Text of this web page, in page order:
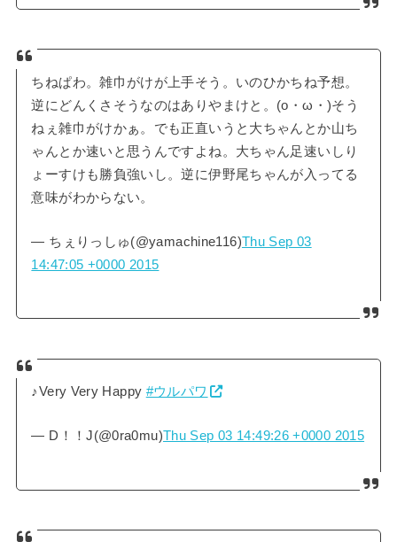
ちねぱわ。雑巾がけが上手そう。いのひかちね予想。
逆にどんくさそうなのはありやまけと。(o・ω・)そう
ねぇ雑巾がけかぁ。でも正直いうと大ちゃんとか山ち
ゃんとか速いと思うんですよね。大ちゃん足速いしり
ょーすけも勝負強いし。逆に伊野尾ちゃんが入ってる
意味がわからない。
— ちぇりっしゅ(@yamachine116)Thu Sep 03
14:47:05 +0000 2015
♪Very Very Happy #ウルパワ
— D！！J(@0ra0mu)Thu Sep 03 14:49:26 +0000 2015